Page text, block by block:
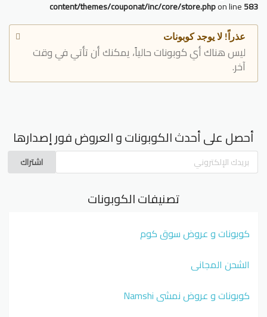
content/themes/couponat/inc/core/store.phpon line583
عذراً! لا يوجد كوبونات
ليس هناك أي كوبونات حالياً، يمكنك أن تأتي في وقت
آخر.
أحصل على أحدث الكوبونات و العروض فور إصدارها
اشتراك
تصنيفات الكوبونات
كوبونات و عروض سوق كوم
الشحن المجاني
كوبونات و عروض نمشي Namshi